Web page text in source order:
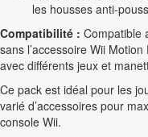
les housses anti-
Compatibilité : Compatible
sans l’accessoire Wii
avec différents jeux et
Ce pack est idéal pour les
varié d’accessoires pour
console Wii.